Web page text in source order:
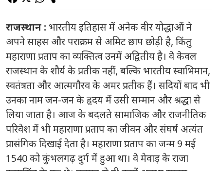
राजस्थान : भारतीय इतिहास में अनेक वीर योद्धाओं ने
अपने साहस और पराक्रम से अमिट छाप छोड़ी है, किंतु
महाराणा प्रताप का व्यक्तित्व उनमें अद्वितीय है। वे केवल
राजस्थान के शौर्य के प्रतीक नहीं, बल्कि भारतीय स्वाभिमान,
स्वतंत्रता और आत्मगौरव के अमर प्रतीक हैं। सदियों बाद भी
उनका नाम जन-जन के हृदय में उसी सम्मान और श्रद्धा से
लिया जाता है। आज के बदलते सामाजिक और राजनीतिक
परिवेश में भी महाराणा प्रताप का जीवन और संघर्ष अत्यंत
प्रासंगिक दिखाई देता है। महाराणा प्रताप का जन्म 9 मई
1540 को कुंभलगढ़ दुर्ग में हुआ था। वे मेवाड़ के राजा